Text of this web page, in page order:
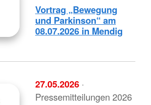
Vortrag „Bewegung
und Parkinson“ am
08.07.2026 in Mendig
27.05.2026 ·
Pressemitteilungen 2026